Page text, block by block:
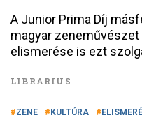
A Junior Prima Díj
magyar
elismerése is ezt
LIBRARIUS
ZENE KULTÚRA